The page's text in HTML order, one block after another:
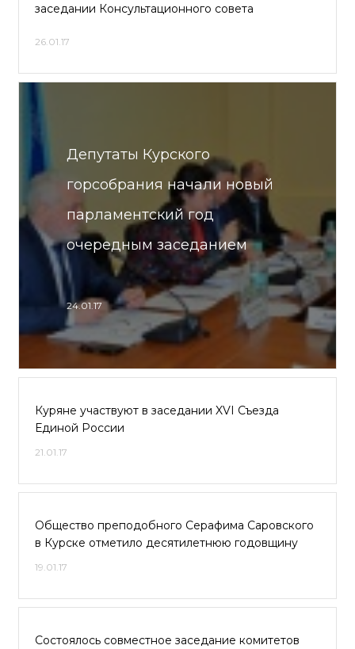
заседании Консультационного совета
26.01.17
Депутаты Курского
горсобрания начали новый
парламентский год
очередным заседанием
24.01.17
Куряне участвуют в заседании XVI Съезда
Единой России
21.01.17
Общество преподобного Серафима Саровского
в Курске отметило десятилетнюю годовщину
19.01.17
Состоялось совместное заседание комитетов